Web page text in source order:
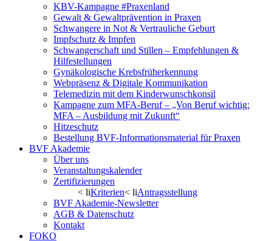
KBV-Kampagne #Praxenland
Gewalt & Gewaltprävention in Praxen
Schwangere in Not & Vertrauliche Geburt
Impfschutz & Impfen
Schwangerschaft und Stillen – Empfehlungen &
Hilfestellungen
Gynäkologische Krebsfrüherkennung
Webpräsenz & Digitale Kommunikation
Telemedizin mit dem Kinderwunschkonsil
Kampagne zum MFA-Beruf – „Von Beruf wichtig:
MFA – Ausbildung mit Zukunft“
Hitzeschutz
Bestellung BVF-Informationsmaterial für Praxen
BVF Akademie
Über uns
Veranstaltungskalender
Zertifizierungen
< liKriterien< liAntragsstellung
BVF Akademie-Newsletter
AGB & Datenschutz
Kontakt
FOKO